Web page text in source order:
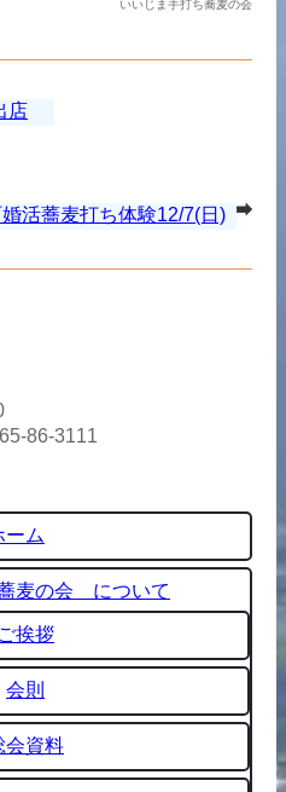
いいじま手打ち蕎麦の会
店
活蕎麦打ち体験12/7(日)
86-3111
ーム
麦の会 について
ご挨拶
会則
会資料